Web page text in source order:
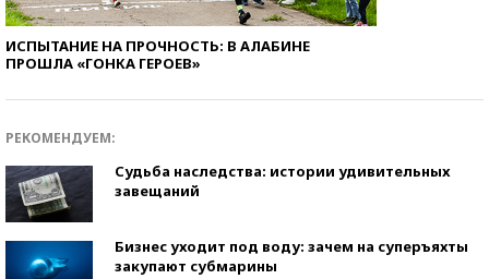
ИСПЫТАНИЕ НА ПРОЧНОСТЬ: В АЛАБИНЕ
ПРОШЛА «ГОНКА ГЕРОЕВ»
РЕКОМЕНДУЕМ:
Судьба наследства: истории удивительных
завещаний
Бизнес уходит под воду: зачем на суперъяхты
закупают субмарины